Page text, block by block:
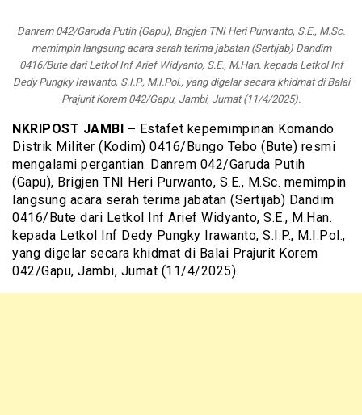
Danrem 042/Garuda Putih (Gapu), Brigjen TNI Heri Purwanto, S.E., M.Sc.
memimpin langsung acara serah terima jabatan (Sertijab) Dandim
0416/Bute dari Letkol Inf Arief Widyanto, S.E., M.Han. kepada Letkol Inf
Dedy Pungky Irawanto, S.I.P., M.I.Pol., yang digelar secara khidmat di Balai
Prajurit Korem 042/Gapu, Jambi, Jumat (11/4/2025).
NKRIPOST JAMBI – Estafet kepemimpinan Komando
Distrik Militer (Kodim) 0416/Bungo Tebo (Bute) resmi
mengalami pergantian. Danrem 042/Garuda Putih
(Gapu), Brigjen TNI Heri Purwanto, S.E., M.Sc. memimpin
langsung acara serah terima jabatan (Sertijab) Dandim
0416/Bute dari Letkol Inf Arief Widyanto, S.E., M.Han.
kepada Letkol Inf Dedy Pungky Irawanto, S.I.P., M.I.Pol.,
yang digelar secara khidmat di Balai Prajurit Korem
042/Gapu, Jambi, Jumat (11/4/2025).